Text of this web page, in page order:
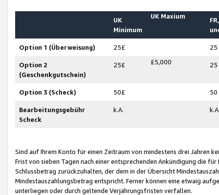
UK
Minimum
UK Maxium
Option 1 (Überweisung) 25£ 25
Option 2
(Geschenkgutschein)
25£ £5,000 25
Option 3 (Scheck) 50£ 50
Bearbeitungsgebühr
Scheck
k.A.
Sind auf Ihrem Konto für einen Zeitraum von mindestens drei Jahren
Frist von sieben Tagen nach einer entsprechenden Ankündigung die
Schlussbetrag zurückzuhalten, der dem in der Übersicht
Mindestauszahlungsbetrag entspricht. Ferner können eine etwaig
unterliegen oder durch geltende Verjährungsfristen verfallen.